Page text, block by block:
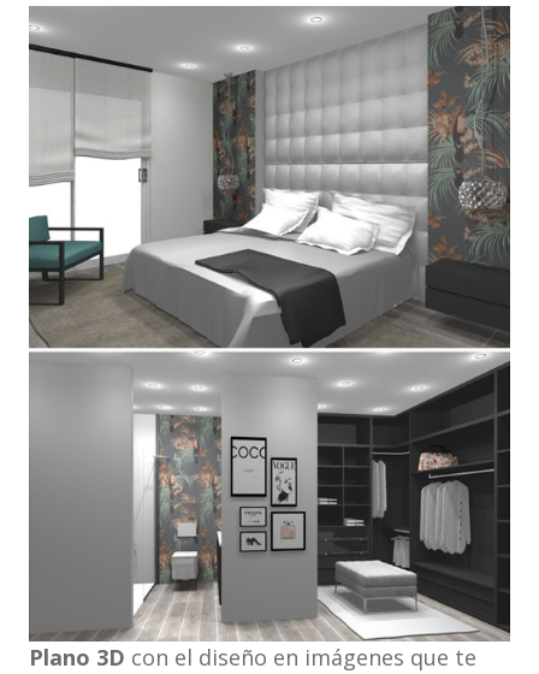
Plano 3D con el diseño en imágenes que te